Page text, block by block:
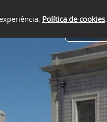
Política de cookies.